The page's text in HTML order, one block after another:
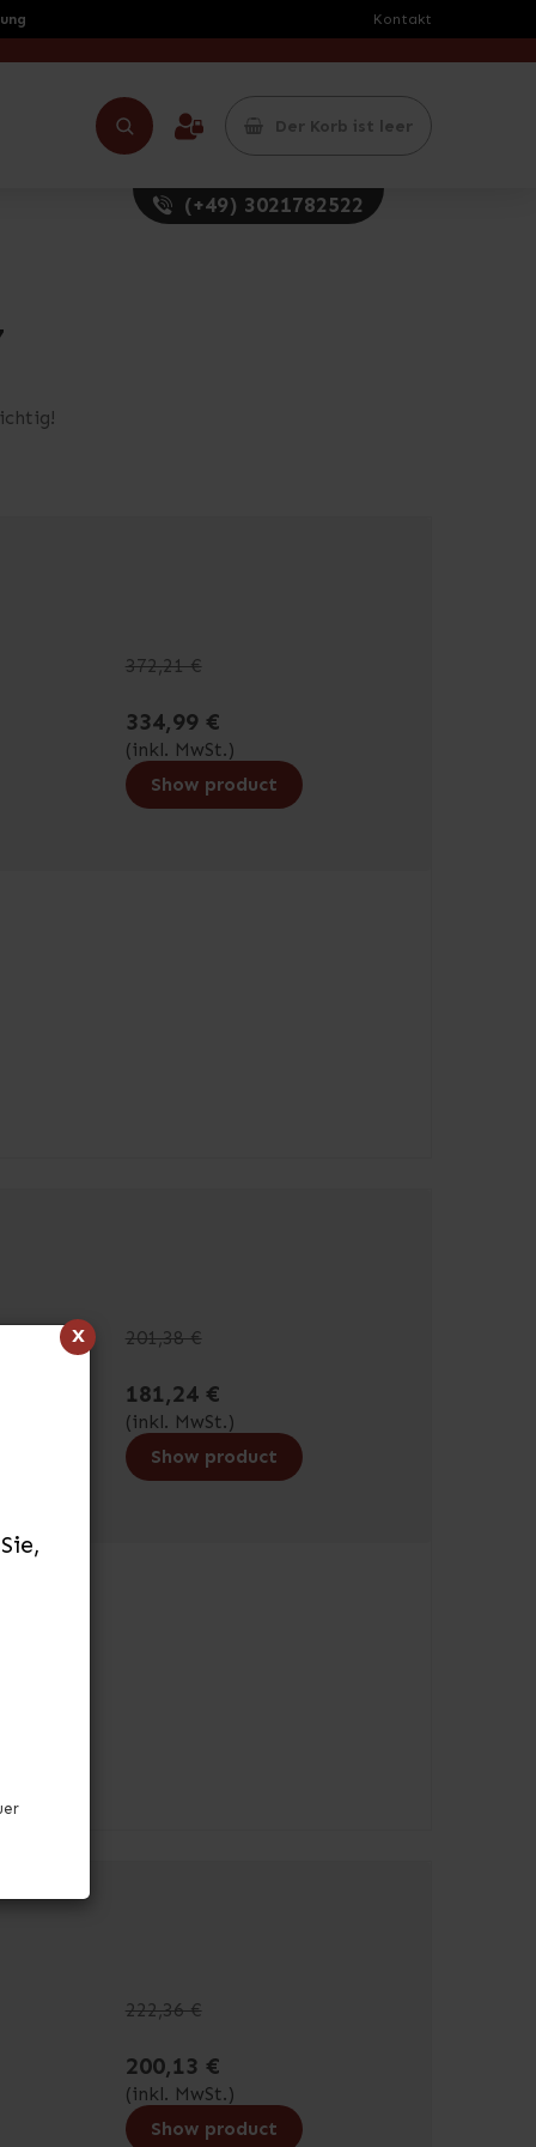
Kontakt
Der Korb ist leer
(+49) 3021782522
x
372,21 €
334,99 €
(inkl. MwSt.)
Show product
201,38 €
181,24 €
(inkl. MwSt.)
Show product
222,36 €
200,13 €
(inkl. MwSt.)
Show product